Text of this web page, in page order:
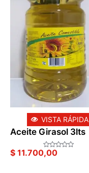
VISTA RÁPIDA
Aceite Girasol 3lts
Valorado
en
$ 11.700,00